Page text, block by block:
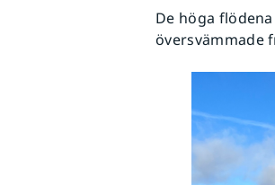
De höga
översvämmade